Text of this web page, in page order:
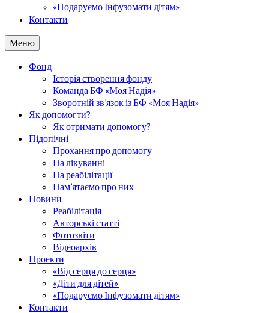
«Подаруємо Інфузомати дітям»
Контакти
Меню
Фонд
Історія створення фонду
Команда БФ «Моя Надія»
Зворотній зв’язок із БФ «Моя Надія»
Як допомогти?
Як отримати допомогу?
Підопічні
Прохання про допомогу
На лікуванні
На реабілітації
Пам’ятаємо про них
Новини
Реабілітація
Авторські статті
Фотозвіти
Відеоархів
Проекти
«Від серця до серця»
«Діти для дітей»
«Подаруємо Інфузомати дітям»
Контакти